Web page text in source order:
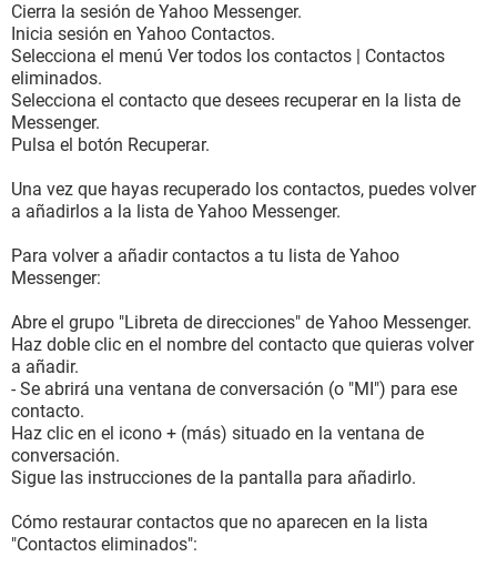
Cierra la sesión de Yahoo Messenger.
Inicia sesión en Yahoo Contactos.
Selecciona el menú Ver todos los contactos | Contactos
eliminados.
Selecciona el contacto que desees recuperar en la lista de
Messenger.
Pulsa el botón Recuperar.
Una vez que hayas recuperado los contactos, puedes volver
a añadirlos a la lista de Yahoo Messenger.
Para volver a añadir contactos a tu lista de Yahoo
Messenger:
Abre el grupo "Libreta de direcciones" de Yahoo Messenger.
Haz doble clic en el nombre del contacto que quieras volver
a añadir.
- Se abrirá una ventana de conversación (o "MI") para ese
contacto.
Haz clic en el icono + (más) situado en la ventana de
conversación.
Sigue las instrucciones de la pantalla para añadirlo.
Cómo restaurar contactos que no aparecen en la lista
"Contactos eliminados":